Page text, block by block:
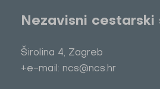
Nezavisni cestarski
Širolina 4, Zagreb
+e-mail: ncs@ncs.hr